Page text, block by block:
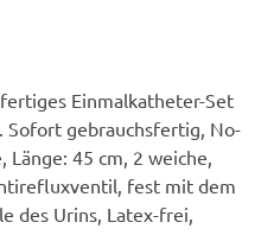
Einmalkatheter-Set
gebrauchsfertig, No-
45 cm, 2 weiche,
fest mit dem
des Urins, Latex-frei,